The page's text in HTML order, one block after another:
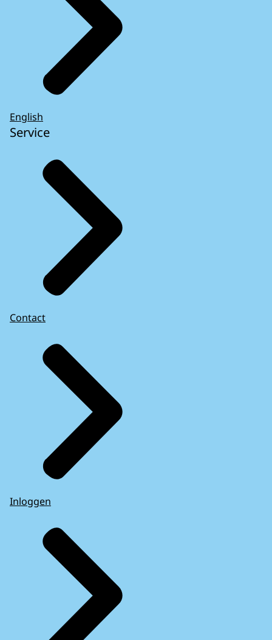
English
Service
Contact
Inloggen